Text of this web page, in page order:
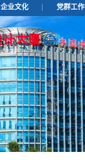
企业文化 党群工作